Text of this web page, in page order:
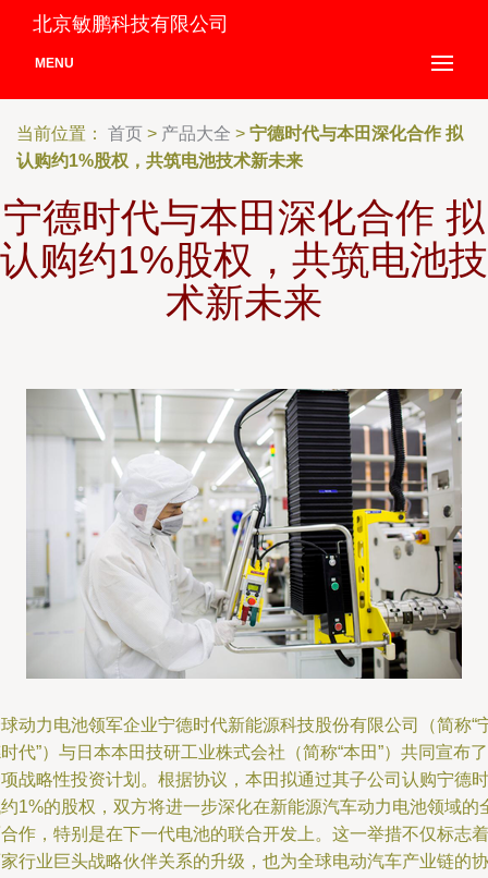
北京敏鹏科技有限公司
MENU
当前位置： 首页 > 产品大全 > 宁德时代与本田深化合作 拟
认购约1%股权，共筑电池技术新未来
宁德时代与本田深化合作 拟
认购约1%股权，共筑电池技
术新未来
动力电池领军企业宁德时代新能源科技股份有限公司（简称“
代”）与日本本田技研工业株式会社（简称“本田”）共同宣布了
战略性投资计划。根据协议，本田拟通过其子公司认购宁德时
1%的股权，双方将进一步深化在新能源汽车动力电池领域的
作，特别是在下一代电池的联合开发上。这一举措不仅标志着
行业巨头战略伙伴关系的升级，也为全球电动汽车产业链的协